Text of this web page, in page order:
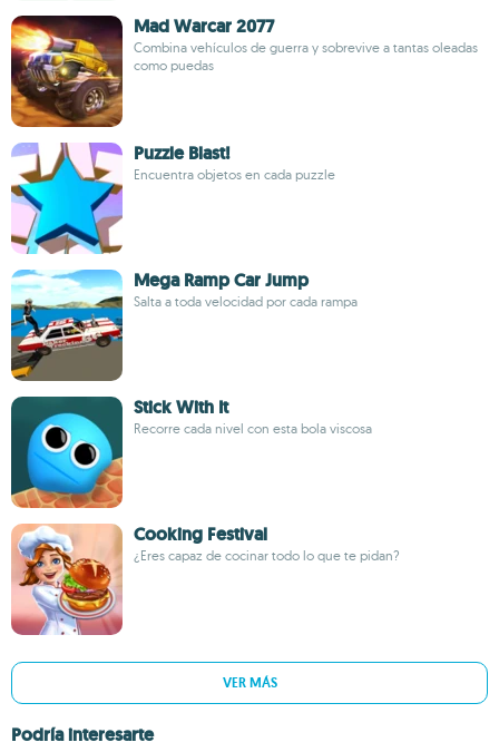
Mad Warcar 2077
Combina vehículos de guerra y sobrevive a tantas oleadas
como puedas
Puzzle Blast!
Encuentra objetos en cada puzzle
Mega Ramp Car Jump
Salta a toda velocidad por cada rampa
Stick With It
Recorre cada nivel con esta bola viscosa
Cooking Festival
¿Eres capaz de cocinar todo lo que te pidan?
VER MÁS
Podría interesarte